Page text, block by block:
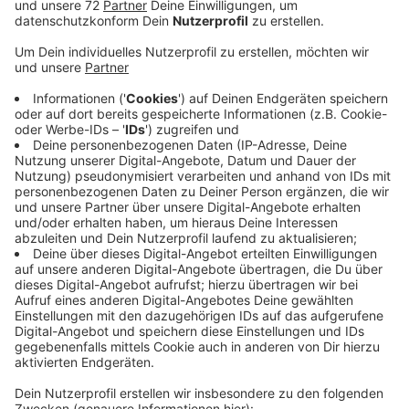
Die Umfrage ist jetzt zu Ende gegangen. 50 Menschen
haben mitgemacht. Das ist eine gute Resonanz, sagt
Thorsten Koska von dem Wuppertaler Institut. Die
Forscher wollen herausfinden, wie sich die Kombination
von Fahrrad und Zug als nachhaltige Mobilität
attraktiver machen lässt. Dafür befragen sie in den
kommenden Wochen bis voraussichtlich Spätherbst
noch Fahrgäste an 14 anderen Bahnhöfen in
Deutschland. Danach geht es an die Auswertung.
Voraussichtlich im kommenden Jahr liegt die Studie
vor. Sind die Kombinationen für Fahrrad und Zug gut,
passen die Fahrradparkplätze und sind die
Zugverbindungen verlässlich, lassen die Menschen das
Auto öfter stehen. Das klappe im Nachbarland Holland